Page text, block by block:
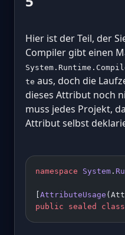
Hier ist der Teil, der
Compiler gibt einen
te aus, doch die
dieses Attribut noch
muss jedes Projekt,
Attribut selbst
namespace System .
AttributeUsage
public sealed class